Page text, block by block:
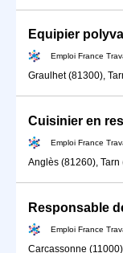
Emploi France
Graulhet (81300),
Cuisinier en
Emploi France
Anglès (81260), Tarn
Responsable
Emploi France
Carcassonne